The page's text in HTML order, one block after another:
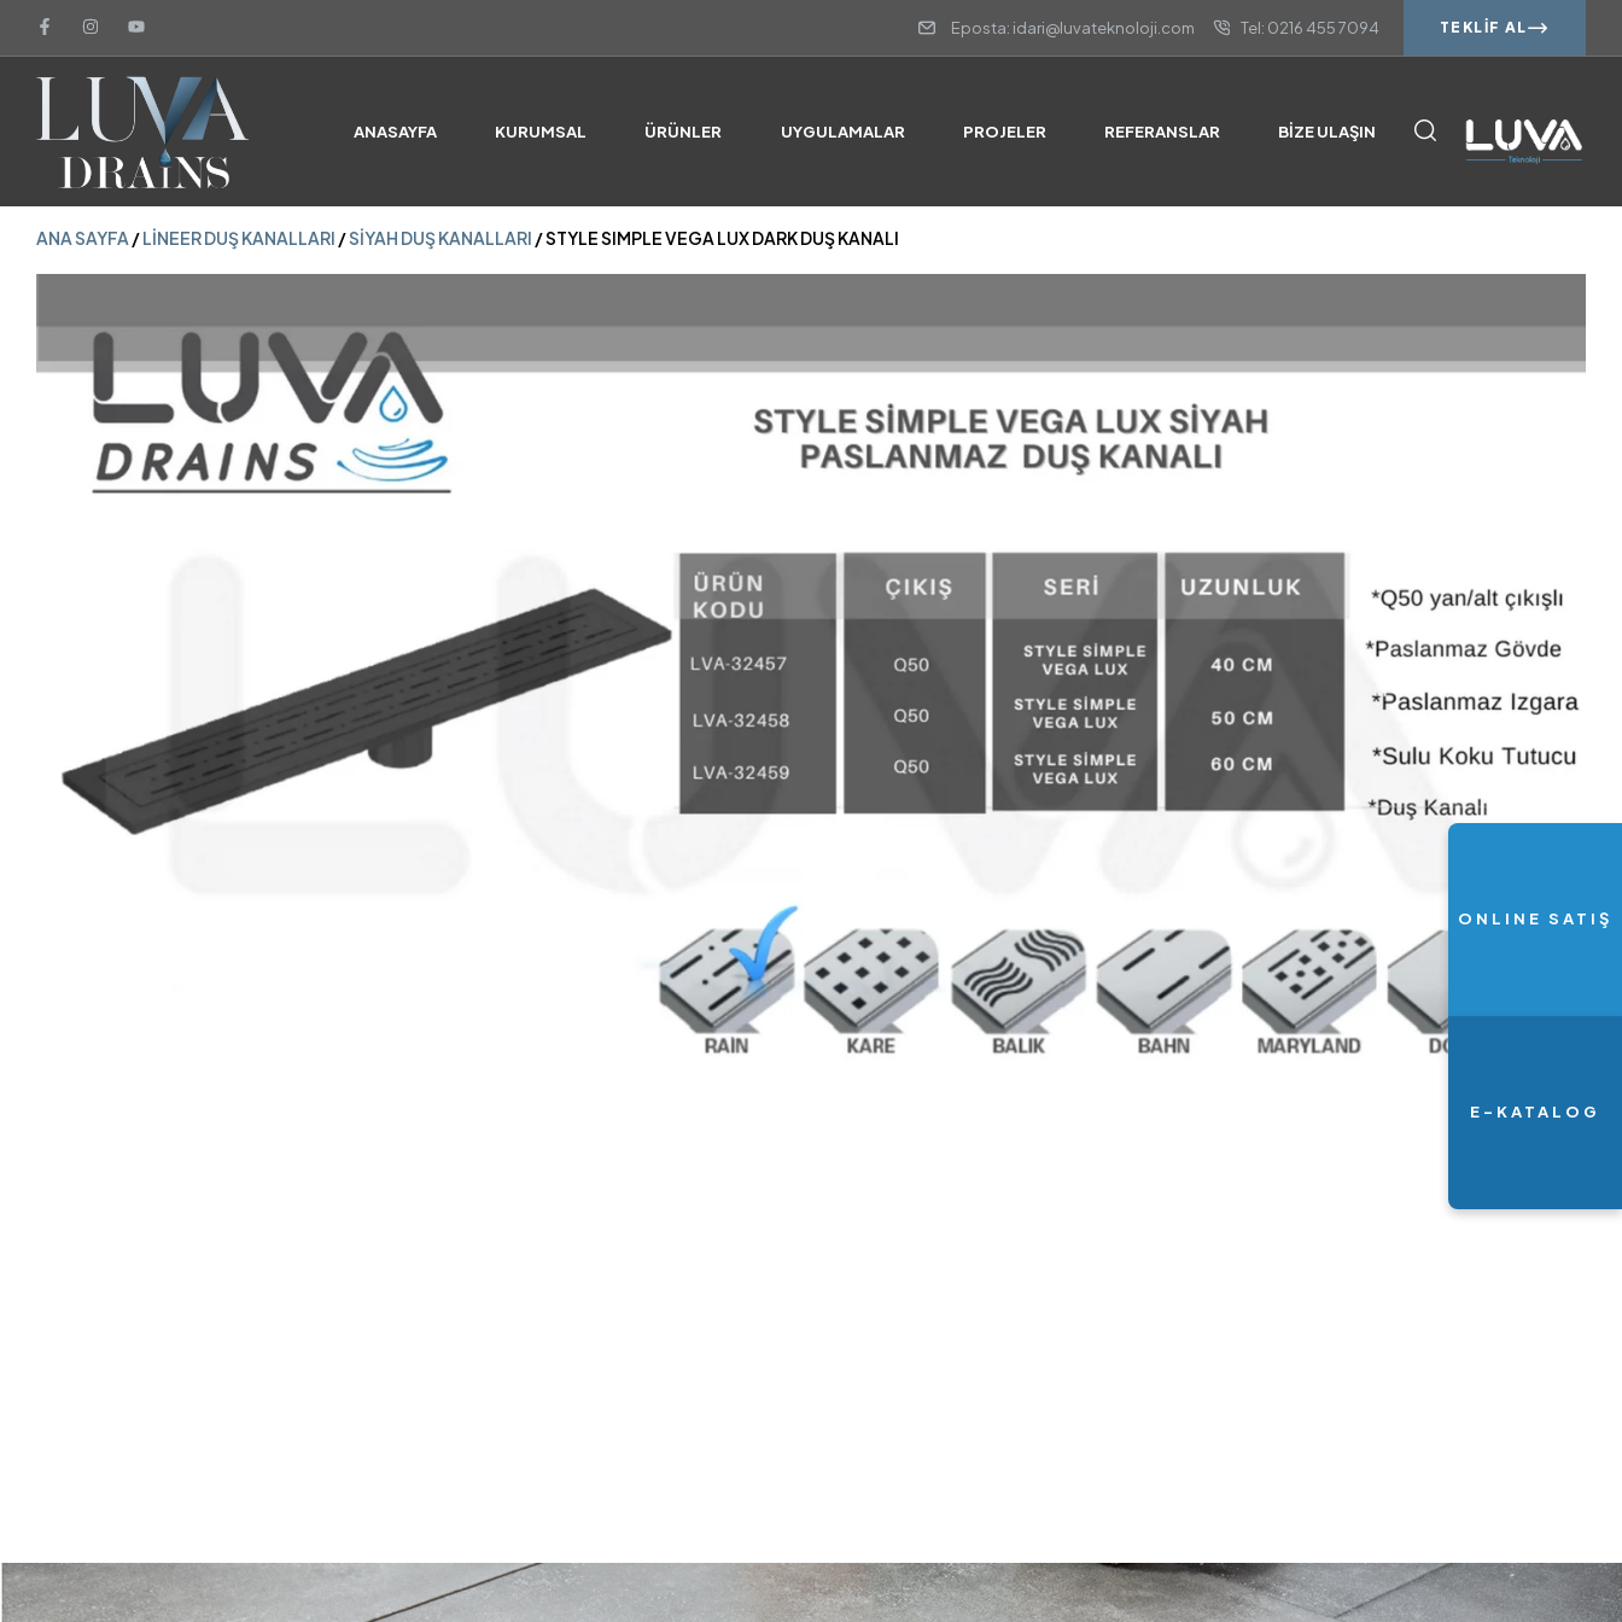
Eposta: idari@luvateknoloji.com Tel: 0216 455 7094 TEKLIF AL
ANASAYFA KURUMSAL ÜRÜNLER UYGULAMALAR PROJELER REFERANSLAR BIZE ULAŞIN
ANA SAYFA/LINEER DUŞ KANALLARI/SIYAH DUŞ KANALLARI/ STYLE SIMPLE VEGA LUX DARK DUŞ KANALI
ANA SAYFA /LINEER DUŞ KANALLARI /SIYAH DUŞ KANALLARI / STYLE SIMPLE VEGA LUX DARK DUŞ KANALI
ONLINE SATIŞ
E-KATALOG